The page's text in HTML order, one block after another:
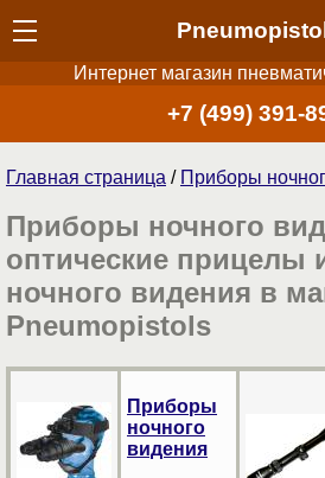
Интернет магазин
+7 (499) 391-
Главная страница / Приборы
Приборы ночного
оптические прицелы
ночного видения в
Pneumopistols
Приборы
ночного
видения